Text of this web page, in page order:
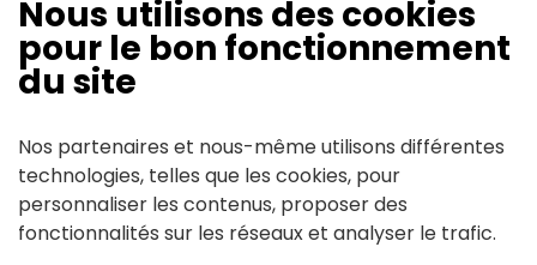
Nous utilisons des cookies
pour le bon fonctionnement
du site
Nos partenaires et nous-même utilisons différentes
technologies, telles que les cookies, pour
personnaliser les contenus, proposer des
fonctionnalités sur les réseaux et analyser le trafic.
Partagez avec #paysdancenis
Mairie de Pouillé-Les-Coteaux
176, rue de la mairie, 44522 Pouillé-Les-
Coteaux